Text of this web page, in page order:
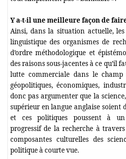
Y a-t-il une meilleure façon de
Ainsi, dans la situation actuelle,
linguistique des organismes de
d’ordre méthodologique et
des raisons sous-jacentes à ce qu’il
lutte commerciale dans le champ
géopolitiques, économiques,
donc pas argumenter que la
supérieur en langue anglaise soient
et ces politiques poussent à un
progressif de la recherche à
composantes culturelles des
politique à courte vue.